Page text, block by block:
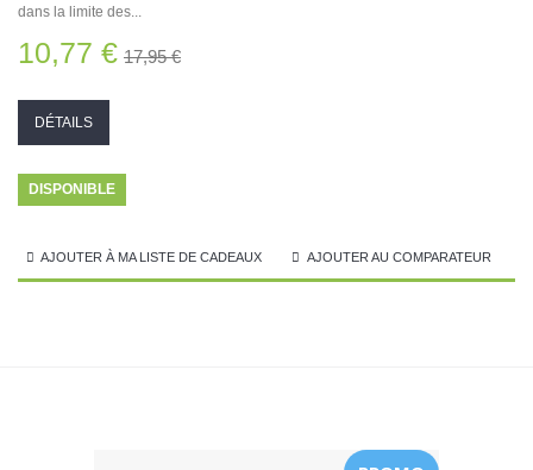
dans la limite des...
10,77 € 17,95 €
DÉTAILS
DISPONIBLE
AJOUTER À MA LISTE DE CADEAUX AJOUTER AU COMPARATEUR